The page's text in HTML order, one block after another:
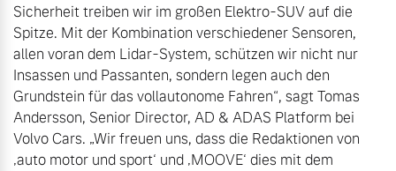
Sicherheit treiben wir im großen Elektro-SUV auf die
Spitze. Mit der Kombination verschiedener Sensoren,
allen voran dem Lidar-System, schützen wir nicht nur
Insassen und Passanten, sondern legen auch den
Grundstein für das vollautonome Fahren“, sagt Tomas
Andersson, Senior Director, AD & ADAS Platform bei
Volvo Cars. „Wir freuen uns, dass die Redaktionen von
‚auto motor und sport‘ und ‚MOOVE‘ dies mit dem